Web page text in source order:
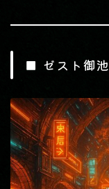
■ ゼスト御